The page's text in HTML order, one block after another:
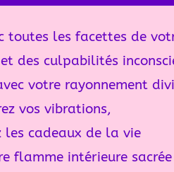
toutes les facettes de
des culpabilités
votre rayonnement
vos vibrations,
les cadeaux de la vie
flamme intérieure sacrée